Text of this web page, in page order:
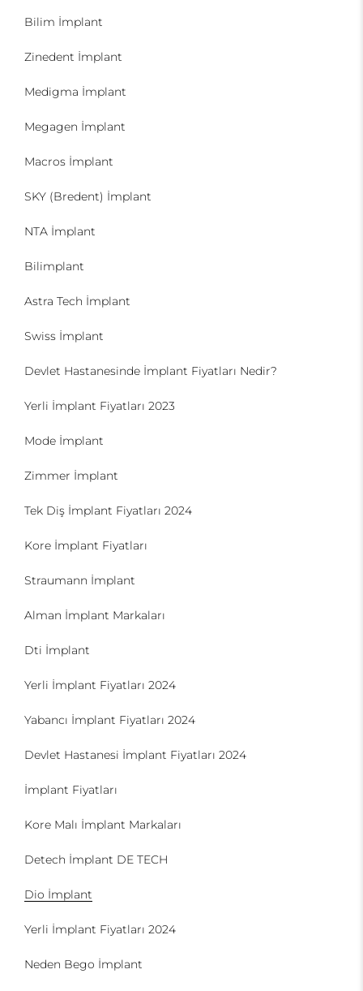
Bilim İmplant
Zinedent İmplant
Medigma İmplant
Megagen İmplant
Macros İmplant
SKY (Bredent) İmplant
NTA İmplant
Bilimplant
Astra Tech İmplant
Swiss İmplant
Devlet Hastanesinde İmplant Fiyatları Nedir?
Yerli İmplant Fiyatları 2023
Mode İmplant
Zimmer İmplant
Tek Diş İmplant Fiyatları 2024
Kore İmplant Fiyatları
Straumann İmplant
Alman İmplant Markaları
Dti İmplant
Yerli İmplant Fiyatları 2024
Yabancı İmplant Fiyatları 2024
Devlet Hastanesi İmplant Fiyatları 2024
İmplant Fiyatları
Kore Malı İmplant Markaları
Detech İmplant DE TECH
Dio İmplant
Yerli İmplant Fiyatları 2024
Neden Bego İmplant